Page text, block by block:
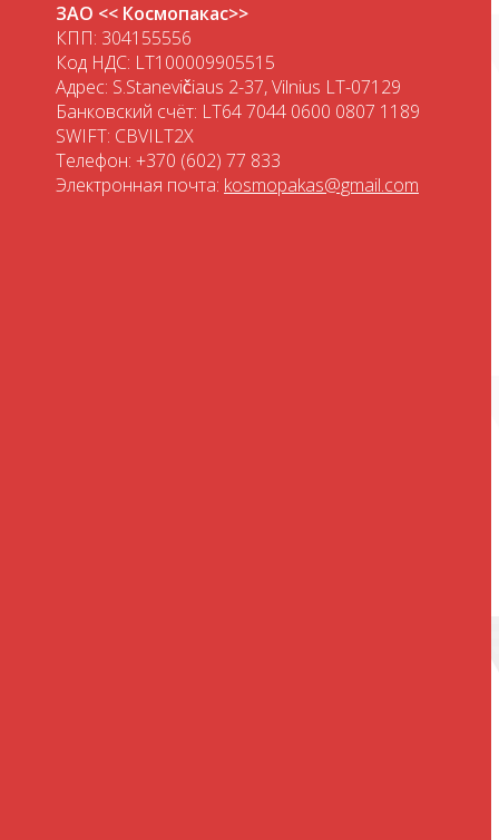
ЗАО << Космопакас>>
КПП: 304155556
Код НДС: LT100009905515
Адрес: S.Stanevičiaus 2-37, Vilnius LT-07129
Банковский счёт: LT64 7044 0600 0807 1189
SWIFT: CBVILT2X
Телефон: +370 (602) 77 833
Электронная почта: kosmopakas@gmail.com